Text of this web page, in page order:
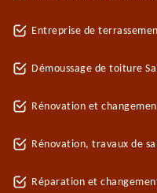
Entreprise de
Démoussage de toiture
Rénovation et
Rénovation, travaux de
Réparation et